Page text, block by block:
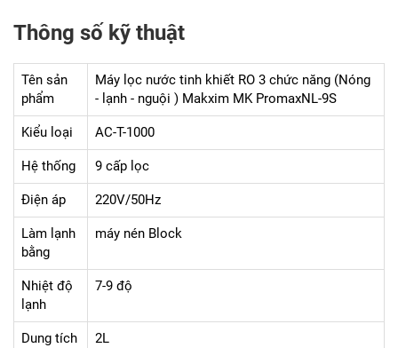
Thông số kỹ thuật
Tên sản
phẩm
Máy lọc nước tinh khiết RO 3 chức năng (Nóng
- lạnh - nguội ) Makxim MK PromaxNL-9S
Kiểu loại AC-T-1000
Hệ thống 9 cấp lọc
Điện áp 220V/50Hz
Làm lạnh
bằng
máy nén Block
Nhiệt độ
lạnh
7-9 độ
Dung tích
2L